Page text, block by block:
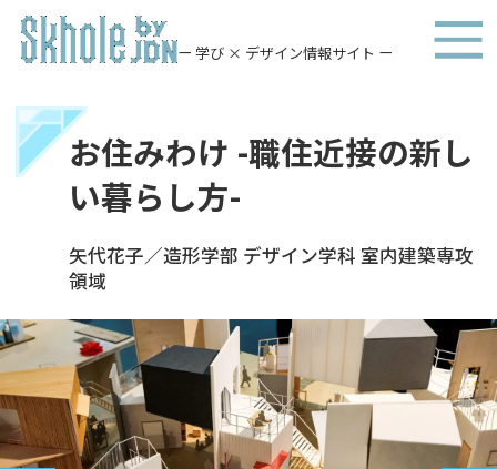
ー 学び × デザイン情報サイト ー
お住みわけ -職住近接の新し
い暮らし方-
矢代花子／造形学部 デザイン学科 室内建築専攻
領域